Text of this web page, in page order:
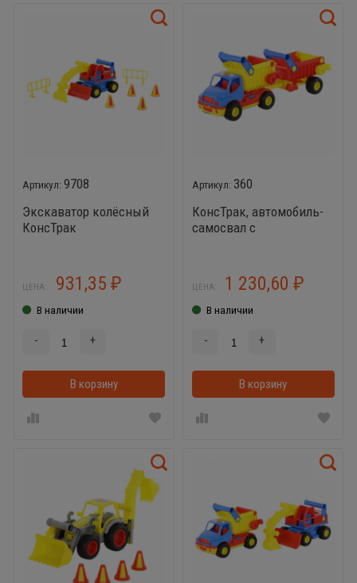
9708
Экскаватор колёсный
КонсТрак
ЦЕНА: 931,35 ₽
В наличии
- +
В корзину
360
КонсТрак, автомобиль-
самосвал с
ЦЕНА: 1 230,60₽
В наличии
- +
В корзину